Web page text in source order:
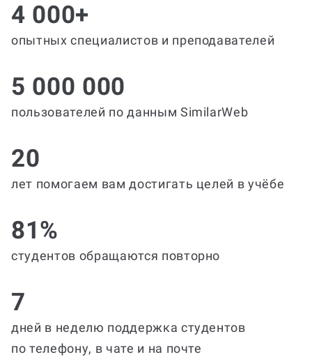
4 000+
опытных специалистов и преподавателей
5 000 000
пользователей по данным SimilarWeb
20
лет помогаем вам достигать целей в учёбе
81%
студентов обращаются повторно
7
дней в неделю поддержка студентов
по телефону, в чате и на почте